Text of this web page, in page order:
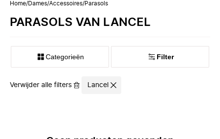
Home/Dames/Accessoires/Parasols
PARASOLS VAN LANCEL
Categorieën Filter
Verwijder alle filters Lancel